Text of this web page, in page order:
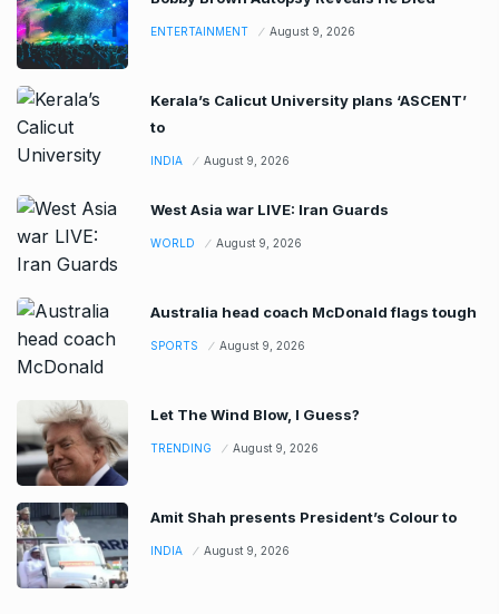
ENTERTAINMENT August 9, 2026
Kerala’s Calicut University plans ‘ASCENT’
to
INDIA August 9, 2026
West Asia war LIVE: Iran Guards
WORLD August 9, 2026
Australia head coach McDonald flags tough
SPORTS August 9, 2026
Let The Wind Blow, I Guess?
TRENDING August 9, 2026
Amit Shah presents President’s Colour to
INDIA August 9, 2026